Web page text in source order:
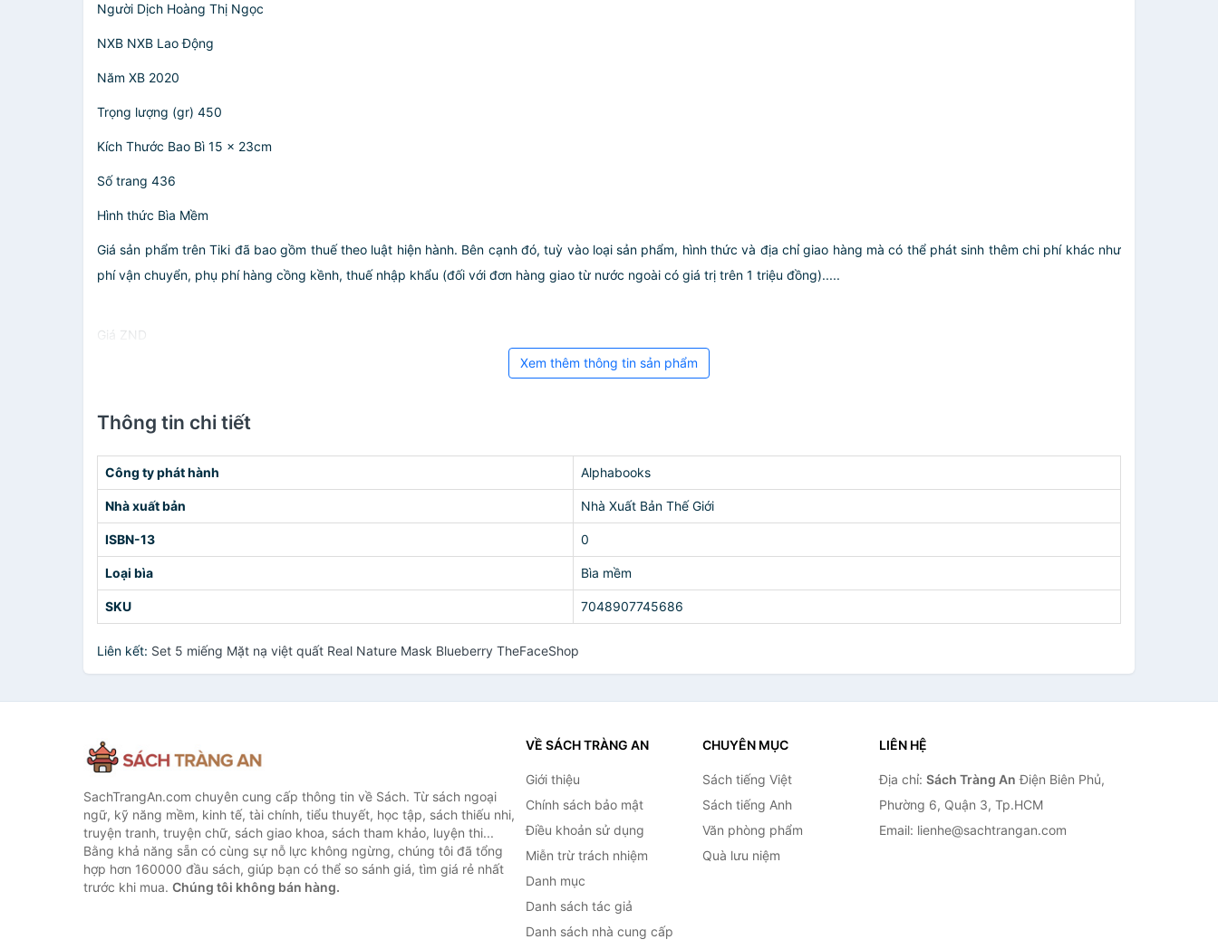
Người Dịch Hoàng Thị Ngọc
NXB NXB Lao Động
Năm XB 2020
Trọng lượng (gr) 450
Kích Thước Bao Bì 15 x 23cm
Số trang 436
Hình thức Bìa Mềm
Giá sản phẩm trên Tiki đã bao gồm thuế theo luật hiện hành. Bên cạnh đó, tuỳ vào loại sản phẩm, hình thức và địa chỉ giao hàng mà có thể phát sinh thêm chi phí khác như
phí vận chuyển, phụ phí hàng cồng kềnh, thuế nhập khẩu (đối với đơn hàng giao từ nước ngoài có giá trị trên 1 triệu đồng).....
Giá ZND
Xem thêm thông tin sản phẩm
Thông tin chi tiết
Công ty phát hành Alphabooks
Nhà xuất bản Nhà Xuất Bản Thế Giới
ISBN-13 0
Loại bìa Bìa mềm
SKU 7048907745686
Liên kết: Set 5 miếng Mặt nạ việt quất Real Nature Mask Blueberry TheFaceShop
SachTrangAn.com chuyên cung cấp thông tin về Sách. Từ sách ngoại
ngữ, kỹ năng mềm, kinh tế, tài chính, tiểu thuyết, học tập, sách thiếu nhi,
truyện tranh, truyện chữ, sách giao khoa, sách tham khảo, luyện thi...
Bằng khả năng sẵn có cùng sự nỗ lực không ngừng, chúng tôi đã tổng
hợp hơn 160000 đầu sách, giúp bạn có thể so sánh giá, tìm giá rẻ nhất
trước khi mua. Chúng tôi không bán hàng.
VỀ SÁCH TRÀNG AN
Giới thiệu
Chính sách bảo mật
Điều khoản sử dụng
Miễn trừ trách nhiệm
Danh mục
Danh sách tác giả
Danh sách nhà cung cấp
CHUYÊN MỤC
Sách tiếng Việt
Sách tiếng Anh
Văn phòng phẩm
Quà lưu niệm
LIÊN HỆ
Địa chỉ: Sách Tràng An Điện Biên Phủ,
Phường 6, Quận 3, Tp.HCM
Email: lienhe@sachtrangan.com